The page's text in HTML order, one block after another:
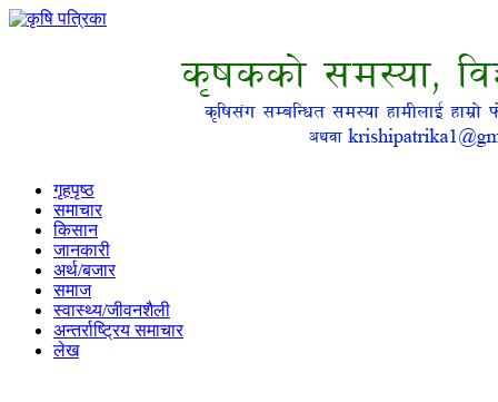
गृहपृष्ठ
समाचार
किसान
जानकारी
अर्थ/बजार
समाज
स्वास्थ्य/जीवनशैली
अन्तर्राष्ट्रिय समाचार
लेख